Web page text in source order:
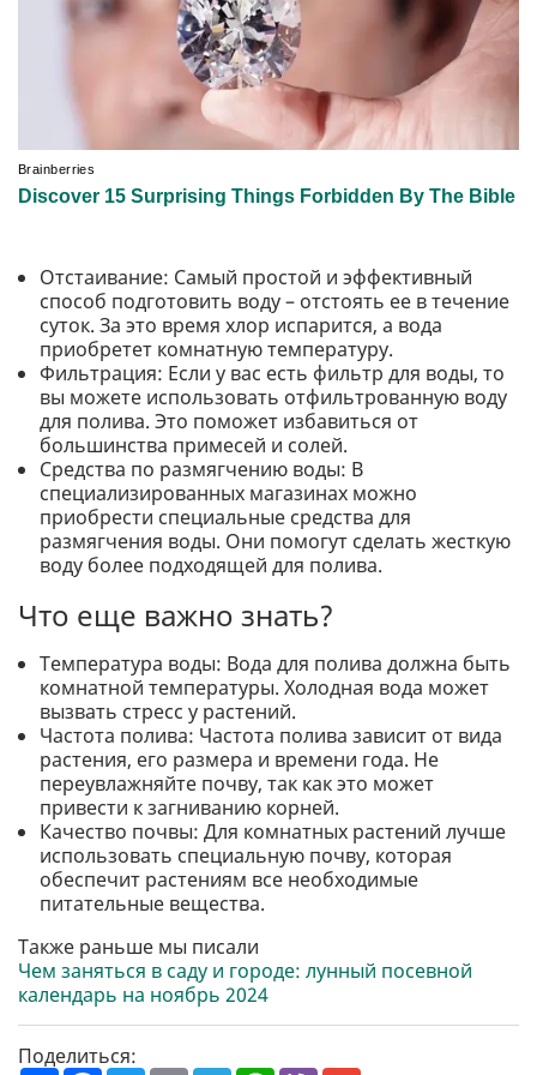
Отстаивание: Самый простой и эффективный
способ подготовить воду – отстоять ее в течение
суток. За это время хлор испарится, а вода
приобретет комнатную температуру.
Фильтрация: Если у вас есть фильтр для воды, то
вы можете использовать отфильтрованную воду
для полива. Это поможет избавиться от
большинства примесей и солей.
Средства по размягчению воды: В
специализированных магазинах можно
приобрести специальные средства для
размягчения воды. Они помогут сделать жесткую
воду более подходящей для полива.
Что еще важно знать?
Температура воды: Вода для полива должна быть
комнатной температуры. Холодная вода может
вызвать стресс у растений.
Частота полива: Частота полива зависит от вида
растения, его размера и времени года. Не
переувлажняйте почву, так как это может
привести к загниванию корней.
Качество почвы: Для комнатных растений лучше
использовать специальную почву, которая
обеспечит растениям все необходимые
питательные вещества.
Также раньше мы писали
Чем заняться в саду и городе: лунный посевной
календарь на ноябрь 2024
Поделиться: